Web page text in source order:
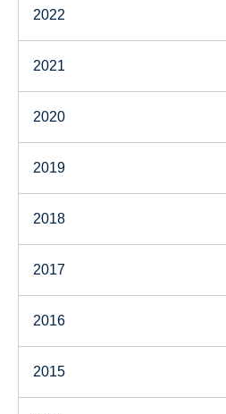
2022
2021
2020
2019
2018
2017
2016
2015